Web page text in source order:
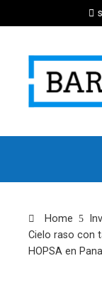
Home
Cielo raso con
HOPSA en